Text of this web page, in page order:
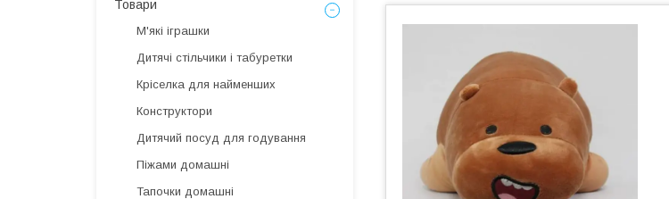
Товари
М'які іграшки
Дитячі стільчики і табуретки
Кріселка для найменших
Конструктори
Дитячий посуд для годування
Піжами домашні
Тапочки домашні